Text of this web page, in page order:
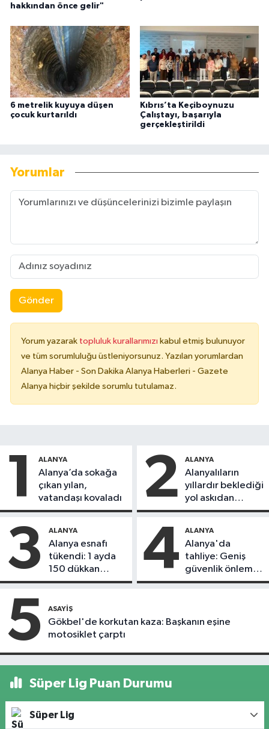
hakkından önce gelir"
6 metrelik kuyuya düşen
çocuk kurtarıldı
Kıbrıs’ta Keçiboynuzu
Çalıştayı, başarıyla
gerçekleştirildi
Yorumlar
Gönder
Yorum yazarak topluluk kurallarımızı kabul etmiş bulunuyor
ve tüm sorumluluğu üstleniyorsunuz. Yazılan yorumlardan
Alanya Haber - Son Dakika Alanya Haberleri - Gazete
Alanya hiçbir şekilde sorumlu tutulamaz.
1 ALANYA
Alanya’da sokağa
çıkan yılan,
vatandaşı kovaladı
2 ALANYA
Alanyalıların
yıllardır beklediği
yol askıdan
döndü
3 ALANYA
Alanya esnafı
tükendi: 1 ayda
150 dükkan
kapandı
4 ALANYA
Alanya'da
tahliye: Geniş
güvenlik önlemi
alındı
5 ASAYIŞ
Gökbel'de korkutan kaza: Başkanın eşine
motosiklet çarptı
Süper Lig Puan Durumu
Süper Lig